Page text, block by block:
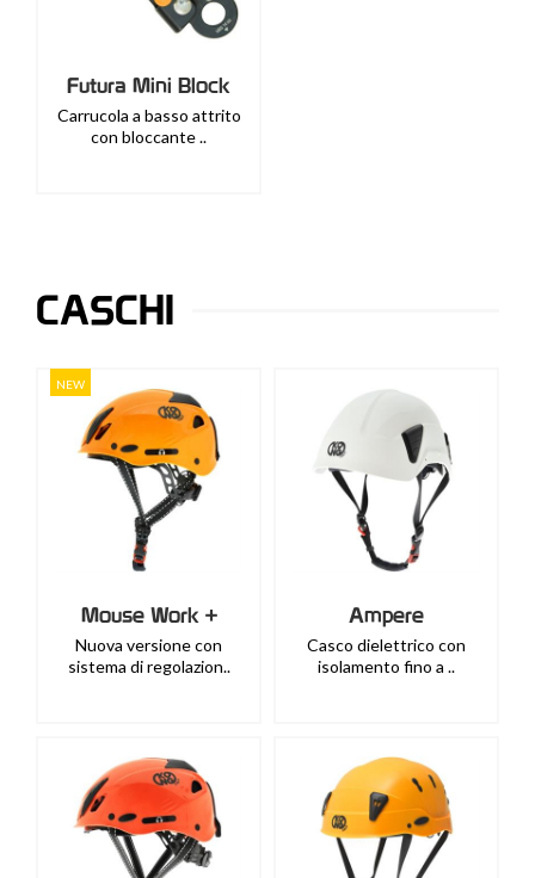
Futura Mini Block
Carrucola a basso attrito
con bloccante ..
CASCHI
NEW
Mouse Work +
Nuova versione con
sistema di regolazion..
Ampere
Casco dielettrico con
isolamento fino a ..